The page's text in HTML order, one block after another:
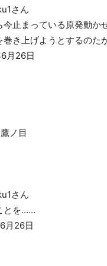
さん
止まっている原発動か
き上げようとするのたか
月26日
ノ目
さん
とを……
月26日